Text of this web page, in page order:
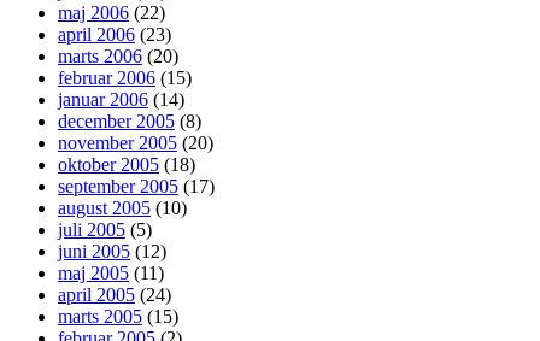
maj 2006 (22)
april 2006 (23)
marts 2006 (20)
februar 2006 (15)
januar 2006 (14)
december 2005 (8)
november 2005 (20)
oktober 2005 (18)
september 2005 (17)
august 2005 (10)
juli 2005 (5)
juni 2005 (12)
maj 2005 (11)
april 2005 (24)
marts 2005 (15)